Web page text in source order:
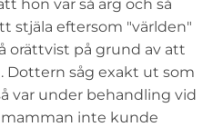
hon var så arg och så
stjäla eftersom "världen"
orättvist på grund av att
såg exakt ut som
var under behandling vid
inte kunde